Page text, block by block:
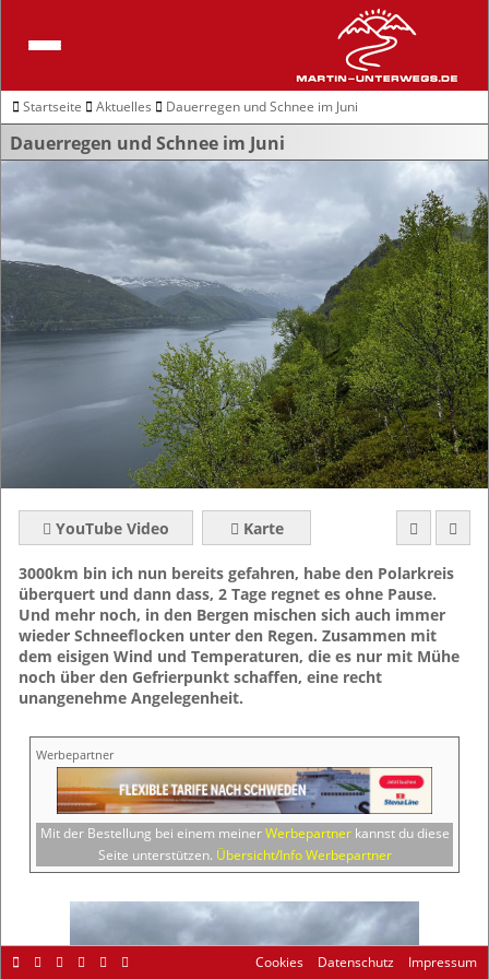
Startseite Aktuelles Dauerregen und Schnee im Juni
Dauerregen und Schnee im Juni
YouTube Video Karte
3000km bin ich nun bereits gefahren, habe den Polarkreis
überquert und dann dass, 2 Tage regnet es ohne Pause.
Und mehr noch, in den Bergen mischen sich auch immer
wieder Schneeflocken unter den Regen. Zusammen mit
dem eisigen Wind und Temperaturen, die es nur mit Mühe
noch über den Gefrierpunkt schaffen, eine recht
unangenehme Angelegenheit.
Werbepartner
Mit der Bestellung bei einem meinerWerbepartnerkannst du diese
Seite unterstützen. Übersicht/Info Werbepartner
Cookies Datenschutz Impressum